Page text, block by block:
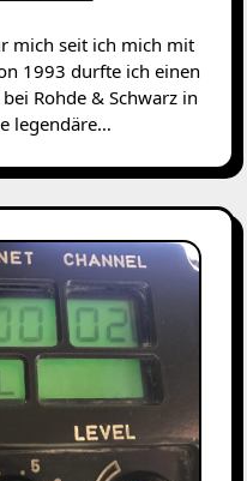
1993 durfte ich einen
Rohde & Schwarz in
legendäre…